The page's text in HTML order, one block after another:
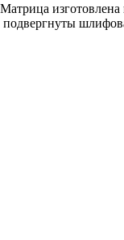
изготовлена
подвергнуты